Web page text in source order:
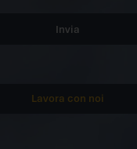
Invia
Lavora con noi